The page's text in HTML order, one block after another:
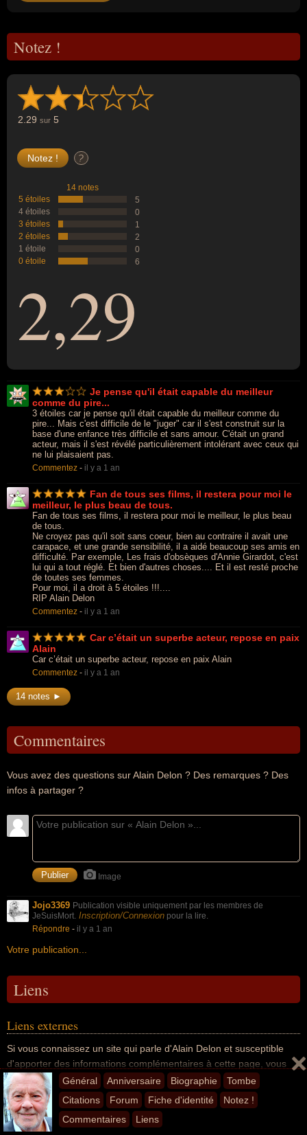
Général Anniversaire Biographie
Tombe
Citations
Forum Fiche d'identité
Notez !
Commentaires
Liens
Notez !
2.29 sur 5
?
14 notes
5 étoiles
5
4 étoiles
0
3 étoiles
1
2 étoiles
2
1 étoile
0
0 étoile
6
2,29
Je pense qu'il était capable du meilleur
comme du pire...
3 étoiles car je pense qu'il était capable du meilleur comme du
pire... Mais c'est difficile de le "juger" car il s'est construit sur la
base d'une enfance très difficile et sans amour. C'était un grand
acteur, mais il s'est révélé particulièrement intolérant avec ceux qui
ne lui plaisaient pas.
Commentez - il y a 1 an
Fan de tous ses films, il restera pour moi le
meilleur, le plus beau de tous.
Fan de tous ses films, il restera pour moi le meilleur, le plus beau
de tous.
Ne croyez pas qu'il soit sans coeur, bien au contraire il avait une
carapace, et une grande sensibilité, il a aidé beaucoup ses amis en
difficulté. Par exemple, Les frais d'obsèques d'Annie Girardot, c'est
lui qui a tout réglé. Et bien d'autres choses.... Et il est resté proche
de toutes ses femmes.
Pour moi, il a droit à 5 étoiles !!!....
RIP Alain Delon
Commentez - il y a 1 an
Car c’était un superbe acteur, repose en paix
Alain
Car c’était un superbe acteur, repose en paix Alain
Commentez - il y a 1 an
14 notes ►
Commentaires
Vous avez des questions sur Alain Delon ? Des remarques ? Des
infos à partager ?
Image
Jojo3369 Publication visible uniquement par les membres de
JeSuisMort. Inscription/Connexion pour la lire.
Répondre - il y a 1 an
Votre publication...
Liens
Liens externes
Si vous connaissez un site qui parle d'Alain Delon et susceptible
d'apporter des informations complémentaires à cette page, vous
pouveznous proposer le lien. Après délibération (si nous pensons
que le contenu proposé est intéressant), nous afficherons le lien
vers cette nouvelle source d'infos et nous vous préviendrons par e-
mail quand il sera publié.